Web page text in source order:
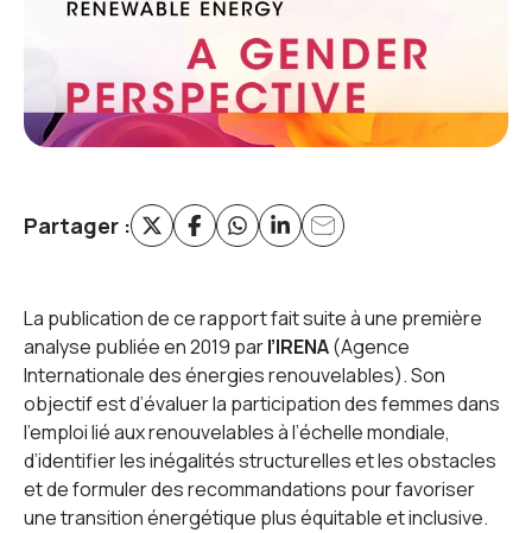
Partager : X (Twitter) (nouvelle fenêtre)
Facebook (nouvelle fenêtre)
Whatsapp (nouvelle fenêtre)
Linkedin (nouvelle fenêtre)
Email (nouvelle fenêtre)
La publication de ce rapport fait suite à une première
analyse publiée en 2019 parl’IRENA(Agence
Internationale des énergies renouvelables). Son
objectif est d’évaluer la participation des femmes dans
l’emploi lié aux renouvelables à l’échelle mondiale,
d’identifier les inégalités structurelles et les obstacles
et de formuler des recommandations pour favoriser
une transition énergétique plus équitable et inclusive.